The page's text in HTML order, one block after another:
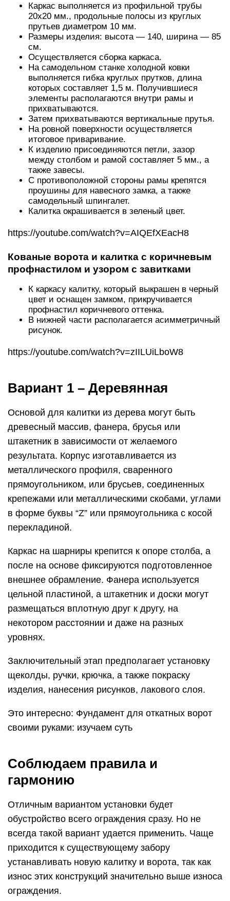
Каркас выполняется из профильной трубы
20х20 мм., продольные полосы из круглых
прутьев диаметром 10 мм.
Размеры изделия: высота — 140, ширина — 85
см.
Осуществляется сборка каркаса.
На самодельном станке холодной ковки
выполняется гибка круглых прутков, длина
которых составляет 1,5 м. Получившиеся
элементы располагаются внутри рамы и
прихватываются.
Затем прихватываются вертикальные прутья.
На ровной поверхности осуществляется
итоговое приваривание.
К изделию присоединяются петли, зазор
между столбом и рамой составляет 5 мм., а
также завесы.
С противоположной стороны рамы крепятся
проушины для навесного замка, а также
самодельный шпингалет.
Калитка окрашивается в зеленый цвет.
https://youtube.com/watch?v=AIQEfXEacH8
Кованые ворота и калитка с коричневым
профнастилом и узором с завитками
К каркасу калитку, который выкрашен в черный
цвет и оснащен замком, прикручивается
профнастил коричневого оттенка.
В нижней части располагается асимметричный
рисунок.
https://youtube.com/watch?v=zIILUiLboW8
Вариант 1 – Деревянная
Основой для калитки из дерева могут быть
древесный массив, фанера, брусья или
штакетник в зависимости от желаемого
результата. Корпус изготавливается из
металлического профиля, сваренного
прямоугольником, или брусьев, соединенных
крепежами или металлическими скобами, углами
в форме буквы “Z” или прямоугольника с косой
перекладиной.
Каркас на шарниры крепится к опоре столба, а
после на основе фиксируются подготовленное
внешнее обрамление. Фанера используется
цельной пластиной, а штакетник и доски могут
размещаться вплотную друг к другу, на
некотором расстоянии и даже на разных
уровнях.
Заключительный этап предполагает установку
щеколды, ручки, крючка, а также покраску
изделия, нанесения рисунков, лакового слоя.
Это интересно: Фундамент для откатных ворот
своими руками: изучаем суть
Соблюдаем правила и
гармонию
Отличным вариантом установки будет
обустройство всего ограждения сразу. Но не
всегда такой вариант удается применить. Чаще
приходится к существующему забору
устанавливать новую калитку и ворота, так как
износ этих конструкций значительно выше износа
ограждения.